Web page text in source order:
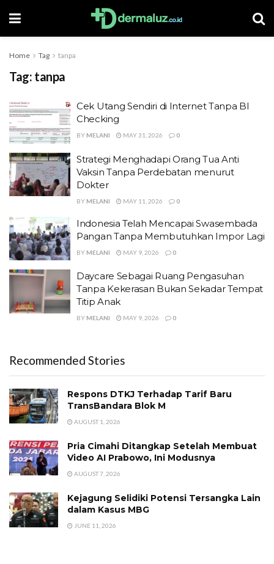
Home Tag tanpa
Tag: tanpa
Cek Utang Sendiri di Internet Tanpa BI
Checking
BY MELANI MAY 31, 2026 0
Strategi Menghadapi Orang Tua Anti
Vaksin Tanpa Perdebatan menurut
Dokter
BY MELANI MAY 11, 2026 0
Indonesia Telah Mencapai Swasembada
Pangan Tanpa Membutuhkan Impor Lagi
BY MELANI MAY 9, 2026 0
Daycare Sebagai Ruang Pengasuhan
Tanpa Kekerasan Bukan Sekadar Tempat
Titip Anak
BY MELANI MAY 9, 2026 0
Recommended Stories
Respons DTKJ Terhadap Tarif Baru
TransBandara Blok M
AUGUST 1, 2026
Pria Cimahi Ditangkap Setelah Membuat
Video AI Prabowo, Ini Modusnya
AUGUST 7, 2026
Kejagung Selidiki Potensi Tersangka Lain
dalam Kasus MBG
JUNE 11, 2026